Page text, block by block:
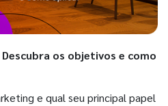
os objetivos e como
e qual seu principal papel